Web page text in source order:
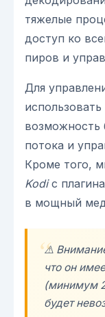
тяжелые
доступ ко
пиров и
Для
возможность
потока и
Кроме того,
Kodiс
в мощный
⚠️
что он
(минимум
будет